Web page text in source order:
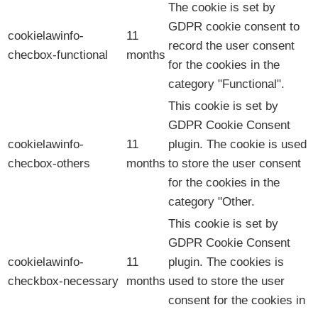
cookielawinfo-
checbox-functional
11
months
The cookie is set by
GDPR cookie consent to
record the user consent
for the cookies in the
category "Functional".
cookielawinfo-
checbox-others
11
months
This cookie is set by
GDPR Cookie Consent
plugin. The cookie is used
to store the user consent
for the cookies in the
category "Other.
cookielawinfo-
checkbox-necessary
11
months
This cookie is set by
GDPR Cookie Consent
plugin. The cookies is
used to store the user
consent for the cookies in